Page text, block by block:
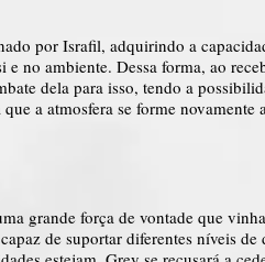
por Israfil, adquirindo a
no ambiente. Dessa forma, ao
dela para isso, tendo a
a atmosfera se forme novamente
grande força de vontade que
de suportar diferentes níveis